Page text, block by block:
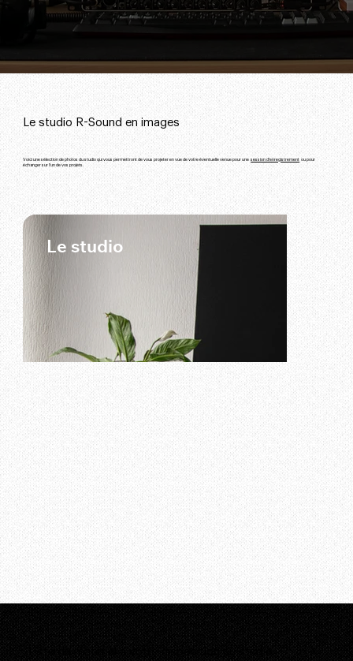
Voici une sélection de photos du studio qui vous permettront de vous projeter en vue de votre éventuelle venue pour unesession d'enregistrement ou pour
échanger sur l'un de vos projets.
Le studio R-Sound en images
Le studio
Liste du matériel à votre disposition au studio